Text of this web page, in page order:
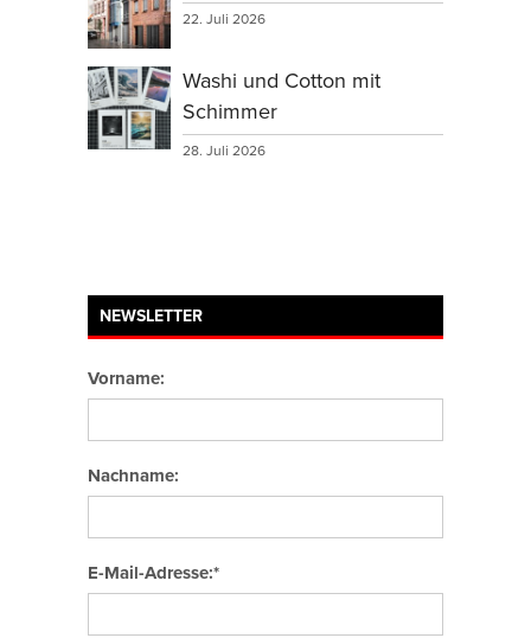
22. Juli 2026
Washi und Cotton mit
Schimmer
28. Juli 2026
NEWSLETTER
Vorname:
Nachname:
E-Mail-Adresse:*